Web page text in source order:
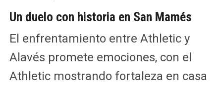
Un duelo con historia en San Mamés
El enfrentamiento entre Athletic y
Alavés promete emociones, con el
Athletic mostrando fortaleza en casa